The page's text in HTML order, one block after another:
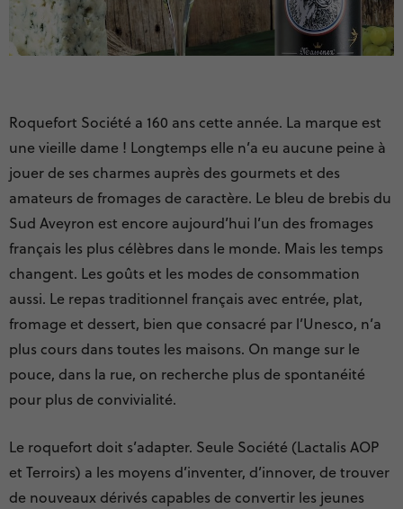
Roquefort Société a 160 ans cette année. La marque est
une vieille dame ! Longtemps elle n’a eu aucune peine à
jouer de ses charmes auprès des gourmets et des
amateurs de fromages de caractère. Le bleu de brebis du
Sud Aveyron est encore aujourd’hui l’un des fromages
français les plus célèbres dans le monde. Mais les temps
changent. Les goûts et les modes de consommation
aussi. Le repas traditionnel français avec entrée, plat,
fromage et dessert, bien que consacré par l’Unesco, n’a
plus cours dans toutes les maisons. On mange sur le
pouce, dans la rue, on recherche plus de spontanéité
pour plus de convivialité.
Le roquefort doit s’adapter. Seule Société (Lactalis AOP
et Terroirs) a les moyens d’inventer, d’innover, de trouver
de nouveaux dérivés capables de convertir les jeunes